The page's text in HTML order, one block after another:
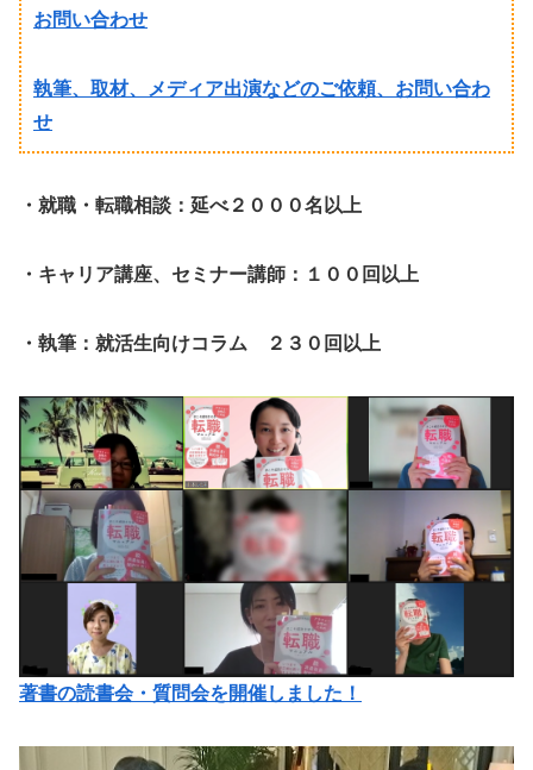
お問い合わせ
執筆、取材、メディア出演などのご依頼、お問い合わ
せ
・就職・転職相談：延べ２０００名以上
・キャリア講座、セミナー講師：１００回以上
・執筆：就活生向けコラム ２３０回以上
著書の読書会・質問会を開催しました！